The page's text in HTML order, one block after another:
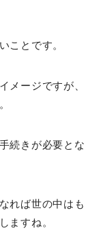
ことです。
メージですが、
続きが必要とな
れば世の中はも
ますね。